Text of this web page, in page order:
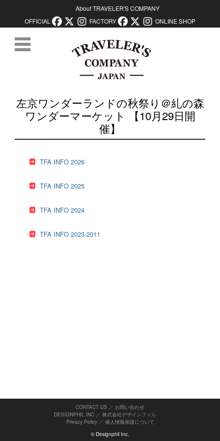
About TRAVELER'S COMPANY
OFFICIAL
FACTORY ONLINE SHOP
左京ワンダーランドの秋祭り＠糺の森
ワンダーマーケット 【10月29日開
催】
TFA INFO 2026
TFA INFO 2025
TFA INFO 2024
TFA INFO 2023-2011
CONTACT US ／ お問い合わせ
DESIGNPHIL.INC ／ 株式会社デザインフィル
Privacy Policy／ 個人情報保護について
© Designphil Inc.